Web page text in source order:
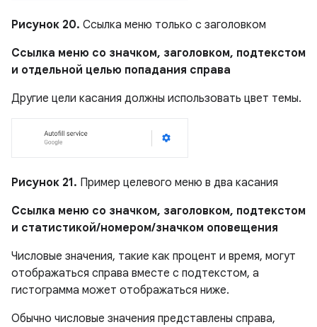
Рисунок 20. Ссылка меню только с заголовком
Ссылка меню со значком, заголовком, подтекстом
и отдельной целью попадания справа
Другие цели касания должны использовать цвет темы.
Рисунок 21. Пример целевого меню в два касания
Ссылка меню со значком, заголовком, подтекстом
и статистикой/номером/значком оповещения
Числовые значения, такие как процент и время, могут
отображаться справа вместе с подтекстом, а
гистограмма может отображаться ниже.
Обычно числовые значения представлены справа,